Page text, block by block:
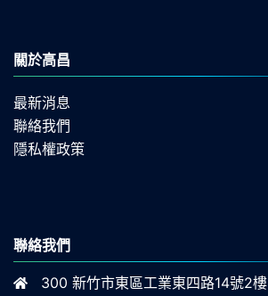
關於高昌
最新消息
聯絡我們
隱私權政策
聯絡我們
300 新竹市東區工業東四路14號2樓